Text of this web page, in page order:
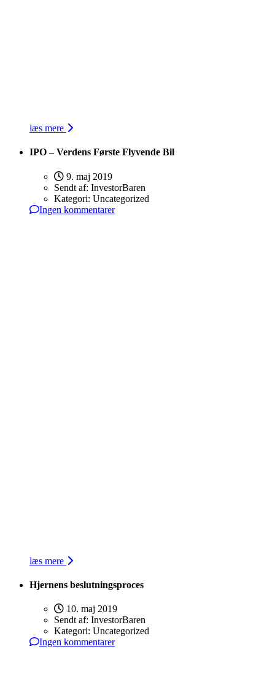
læs mere
IPO – Verdens Første Flyvende Bil
9. maj 2019
Sendt af: InvestorBaren
Kategori: Uncategorized
Ingen kommentarer
læs mere
Hjernens beslutningsproces
10. maj 2019
Sendt af: InvestorBaren
Kategori: Uncategorized
Ingen kommentarer